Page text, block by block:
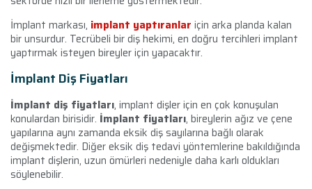
İmplant markası, implant yaptıranlar için arka planda kalan
bir unsurdur. Tecrübeli bir diş hekimi, en doğru tercihleri implant
yaptırmak isteyen bireyler için yapacaktır.
İmplant Diş Fiyatları
İmplant diş fiyatları, implant dişler için en çok konuşulan
konulardan birisidir. İmplant fiyatları, bireylerin ağız ve çene
yapılarına aynı zamanda eksik diş sayılarına bağlı olarak
değişmektedir. Diğer eksik diş tedavi yöntemlerine bakıldığında
implant dişlerin, uzun ömürleri nedeniyle daha karlı oldukları
söylenebilir.